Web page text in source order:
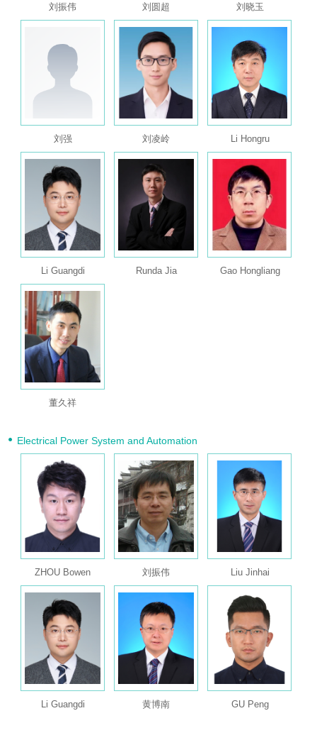
刘振伟 刘圆超 刘晓玉
刘强 刘凌岭 Li Hongru
Li Guangdi Runda Jia Gao Hongliang
董久祥
Electrical Power System and Automation
ZHOU Bowen 刘振伟 Liu Jinhai
Li Guangdi 黄博南 GU Peng